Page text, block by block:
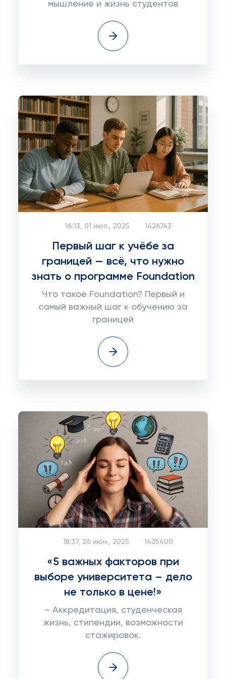
мышление и жизнь студентов
16:13, 01 июл., 2025 1426743
Первый шаг к учёбе за
границей — всё, что нужно
знать о программе Foundation
Что такое Foundation? Первый и
самый важный шаг к обучению за
границей
18:37, 26 июн., 2025 1435400
«5 важных факторов при
выборе университета – дело
не только в цене!»
– Аккредитация, студенческая
жизнь, стипендии, возможности
стажировок.